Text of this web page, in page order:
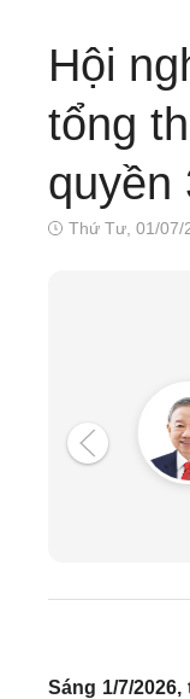
Hội
tổng
quyền
Thứ Tư, 01/07/
Sáng 1/7/